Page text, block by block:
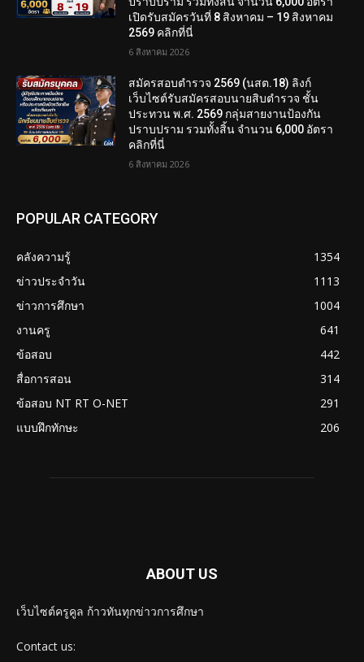
เปิดรับสมัครวันที่ 8 สิงหาคม – 19 สิงหาคม
2569 คลิกที่นี่
6 สิงหาคม 2026
สมัครสอบตํารวจ 2569 (นสต.18) ลิงก์
เว็บไซต์รับสมัครสอบนายสิบตำรวจ ชั้น
ประทวน พ.ศ. 2569 กลุ่มสายงานป้องกัน
ปราบปราม รวมทั้งสิ้น จำนวน 6,000 อัตรา
คลิกที่นี่
6 สิงหาคม 2026
POPULAR CATEGORY
คลังความรู้
1354
ข่าวประจำวัน
1113
ข่าวการศึกษา
1004
งานครู
641
ข้อสอบ
442
สื่อการสอน
314
ข้อสอบ NT RT O-NET
291
แบบฝึกทักษะ
206
ABOUT US
เว็บไซต์ครูคูล ก้าวทันทุกข่าวการศึกษา
Contact us: